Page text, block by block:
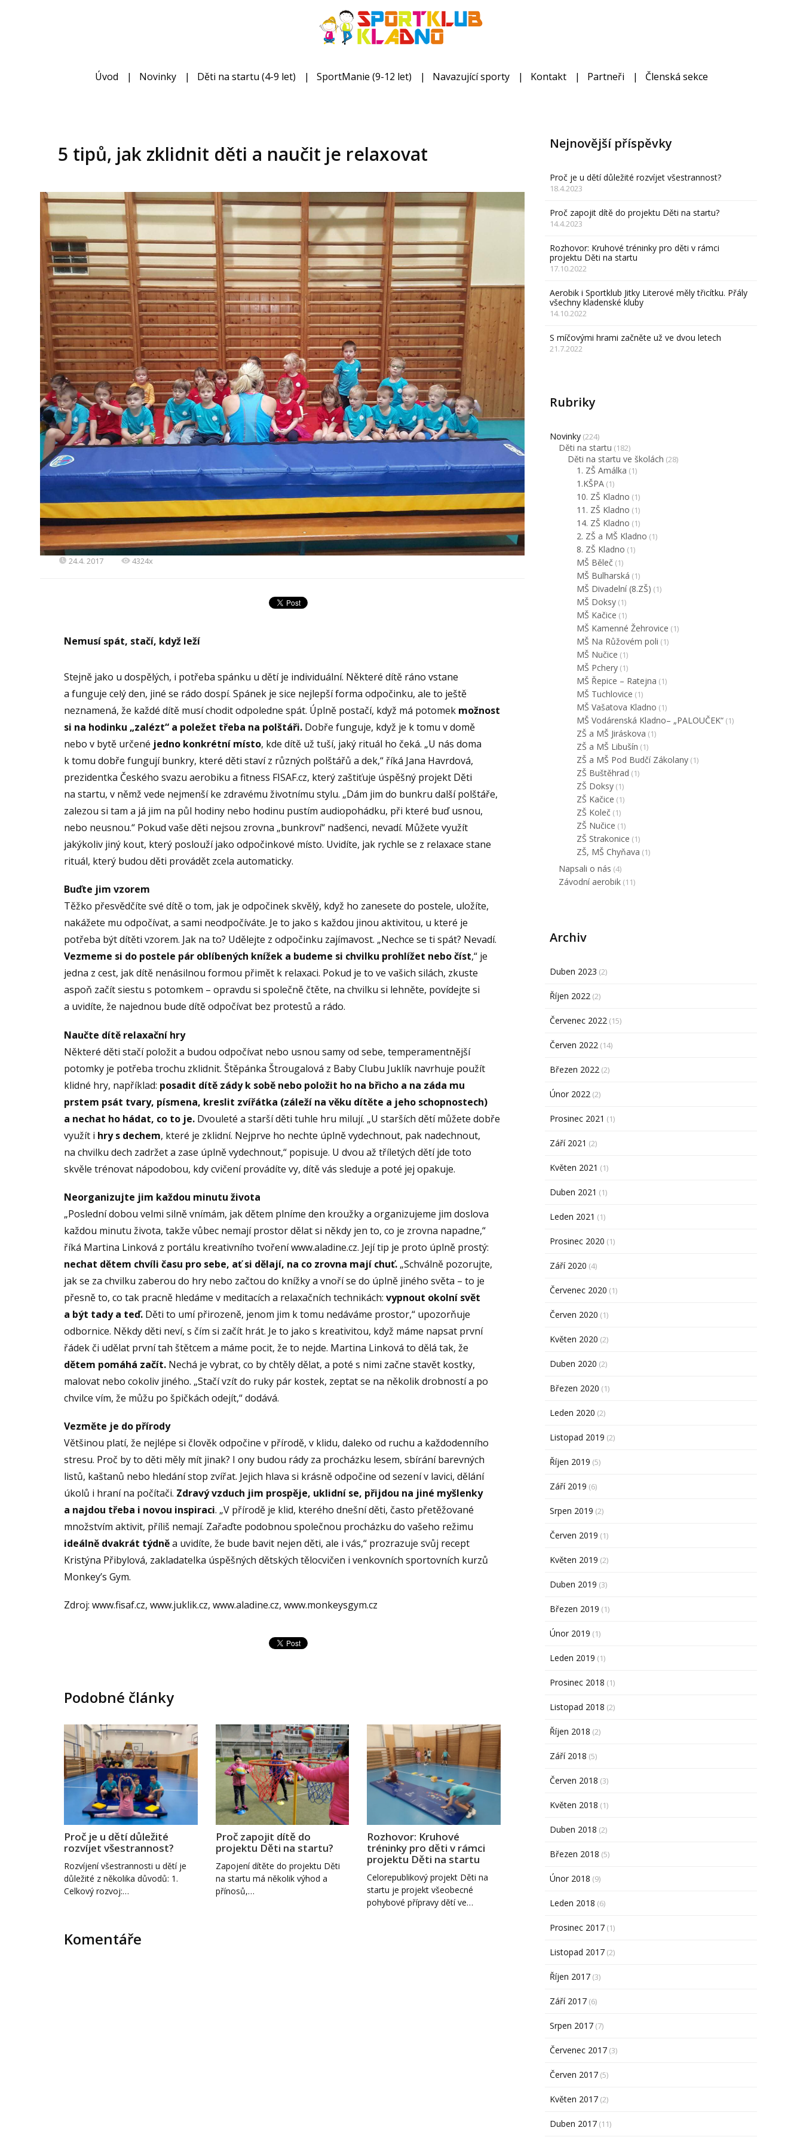
Úvod Novinky Děti na startu (4-9 let) SportManie (9-12 let) Navazující sporty Kontakt Partneři Členská sekce
5 tipů, jak zklidnit děti a naučit je relaxovat
24.4. 2017 4324x
Nemusí spát, stačí, když leží
Stejně jako u dospělých, i potřeba spánku u dětí je individuální. Některé dítě ráno vstane
a funguje celý den, jiné se rádo dospí. Spánek je sice nejlepší forma odpočinku, ale to ještě
neznamená, že každé dítě musí chodit odpoledne spát. Úplně postačí, když má potomek možnost
si na hodinku „zalézt“ a poležet třeba na polštáři. Dobře funguje, když je k tomu v domě
nebo v bytě určené jedno konkrétní místo, kde dítě už tuší, jaký rituál ho čeká. „U nás doma
k tomu dobře fungují bunkry, které děti staví z různých polštářů a dek,“ říká Jana Havrdová,
prezidentka Českého svazu aerobiku a fitness FISAF.cz, který zaštiťuje úspěšný projekt Děti
na startu, v němž vede nejmenší ke zdravému životnímu stylu. „Dám jim do bunkru další polštáře,
zalezou si tam a já jim na půl hodiny nebo hodinu pustím audiopohádku, při které buď usnou,
nebo neusnou.“ Pokud vaše děti nejsou zrovna „bunkroví“ nadšenci, nevadí. Můžete využít
jakýkoliv jiný kout, který poslouží jako odpočinkové místo. Uvidíte, jak rychle se z relaxace stane
rituál, který budou děti provádět zcela automaticky.
Buďte jim vzorem
Těžko přesvědčíte své dítě o tom, jak je odpočinek skvělý, když ho zanesete do postele, uložíte,
nakážete mu odpočívat, a sami neodpočíváte. Je to jako s každou jinou aktivitou, u které je
potřeba být dítěti vzorem. Jak na to? Udělejte z odpočinku zajímavost. „Nechce se ti spát? Nevadí.
Vezmeme si do postele pár oblíbených knížek a budeme si chvilku prohlížet nebo číst,“ je
jedna z cest, jak dítě nenásilnou formou přimět k relaxaci. Pokud je to ve vašich silách, zkuste
aspoň začít siestu s potomkem – opravdu si společně čtěte, na chvilku si lehněte, povídejte si
a uvidíte, že najednou bude dítě odpočívat bez protestů a rádo.
Naučte dítě relaxační hry
Některé děti stačí položit a budou odpočívat nebo usnou samy od sebe, temperamentnější
potomky je potřeba trochu zklidnit. Štěpánka Štrougalová z Baby Clubu Juklík navrhuje použít
klidné hry, například: posadit dítě zády k sobě nebo položit ho na břicho a na záda mu
prstem psát tvary, písmena, kreslit zvířátka (záleží na věku dítěte a jeho schopnostech)
a nechat ho hádat, co to je. Dvouleté a starší děti tuhle hru milují. „U starších dětí můžete dobře
využít i hry s dechem, které je zklidní. Nejprve ho nechte úplně vydechnout, pak nadechnout,
na chvilku dech zadržet a zase úplně vydechnout,“ popisuje. U dvou až tříletých dětí jde toto
skvěle trénovat nápodobou, kdy cvičení provádíte vy, dítě vás sleduje a poté jej opakuje.
Neorganizujte jim každou minutu života
„Poslední dobou velmi silně vnímám, jak dětem plníme den kroužky a organizujeme jim doslova
každou minutu života, takže vůbec nemají prostor dělat si někdy jen to, co je zrovna napadne,“
říká Martina Linková z portálu kreativního tvoření www.aladine.cz. Její tip je proto úplně prostý:
nechat dětem chvíli času pro sebe, ať si dělají, na co zrovna mají chuť. „Schválně pozorujte,
jak se za chvilku zaberou do hry nebo začtou do knížky a vnoří se do úplně jiného světa – to je
přesně to, co tak pracně hledáme v meditacích a relaxačních technikách:vypnout okolní svět
a být tady a teď. Děti to umí přirozeně, jenom jim k tomu nedáváme prostor,“ upozorňuje
odbornice. Někdy děti neví, s čím si začít hrát. Je to jako s kreativitou, když máme napsat první
řádek či udělat první tah štětcem a máme pocit, že to nejde. Martina Linková to dělá tak, že
dětem pomáhá začít. Nechá je vybrat, co by chtěly dělat, a poté s nimi začne stavět kostky,
malovat nebo cokoliv jiného. „Stačí vzít do ruky pár kostek, zeptat se na několik drobností a po
chvilce vím, že můžu po špičkách odejít,“ dodává.
Vezměte je do přírody
Většinou platí, že nejlépe si člověk odpočine v přírodě, v klidu, daleko od ruchu a každodenního
stresu. Proč by to děti měly mít jinak? I ony budou rády za procházku lesem, sbírání barevných
listů, kaštanů nebo hledání stop zvířat. Jejich hlava si krásně odpočine od sezení v lavici, dělání
úkolů i hraní na počítači. Zdravý vzduch jim prospěje, uklidní se, přijdou na jiné myšlenky
a najdou třeba i novou inspiraci. „V přírodě je klid, kterého dnešní děti, často přetěžované
množstvím aktivit, příliš nemají. Zařaďte podobnou společnou procházku do vašeho režimu
ideálně dvakrát týdněa uvidíte, že bude bavit nejen děti, ale i vás,“ prozrazuje svůj recept
Kristýna Přibylová, zakladatelka úspěšných dětských tělocvičen i venkovních sportovních kurzů
Monkey’s Gym.
Zdroj: www.fisaf.cz, www.juklik.cz, www.aladine.cz, www.monkeysgym.cz
Podobné články
Proč je u dětí důležité
rozvíjet všestrannost?
Rozvíjení všestrannosti u dětí je
důležité z několika důvodů: 1.
Celkový rozvoj:…
Proč zapojit dítě do
projektu Děti na startu?
Zapojení dítěte do projektu Děti
na startu má několik výhod a
přínosů,…
Rozhovor: Kruhové
tréninky pro děti v rámci
projektu Děti na startu
Celorepublikový projekt Děti na
startu je projekt všeobecné
pohybové přípravy dětí ve…
Komentáře
Nejnovější příspěvky
Proč je u dětí důležité rozvíjet všestrannost?
18.4.2023
Proč zapojit dítě do projektu Děti na startu?
14.4.2023
Rozhovor: Kruhové tréninky pro děti v rámci
projektu Děti na startu
17.10.2022
Aerobik i Sportklub Jitky Literové měly třicítku. Přály
všechny kladenské kluby
14.10.2022
S míčovými hrami začněte už ve dvou letech
21.7.2022
Rubriky
Novinky(224)
Děti na startu (182)
Děti na startu ve školách (28)
1. ZŠ Amálka (1)
1.KŠPA(1)
10. ZŠ Kladno (1)
11. ZŠ Kladno (1)
14. ZŠ Kladno (1)
2. ZŠ a MŠ Kladno (1)
8. ZŠ Kladno (1)
MŠ Běleč (1)
MŠ Bulharská (1)
MŠ Divadelní (8.ZŠ) (1)
MŠ Doksy(1)
MŠ Kačice (1)
MŠ Kamenné Žehrovice (1)
MŠ Na Růžovém poli (1)
MŠ Nučice (1)
MŠ Pchery(1)
MŠ Řepice – Ratejna (1)
MŠ Tuchlovice (1)
MŠ Vašatova Kladno (1)
MŠ Vodárenská Kladno– „PALOUČEK“(1)
ZŠ a MŠ Jiráskova (1)
ZŠ a MŠ Libušín (1)
ZŠ a MŠ Pod Budčí Zákolany(1)
ZŠ Buštěhrad (1)
ZŠ Doksy(1)
ZŠ Kačice (1)
ZŠ Koleč (1)
ZŠ Nučice (1)
ZŠ Strakonice (1)
ZŠ, MŠ Chyňava (1)
Napsali o nás (4)
Závodní aerobik(11)
Archiv
Duben 2023 (2)
Říjen 2022(2)
Červenec 2022(15)
Červen 2022(14)
Březen 2022(2)
Únor 2022(2)
Prosinec 2021 (1)
Září 2021 (2)
Květen 2021 (1)
Duben 2021 (1)
Leden 2021 (1)
Prosinec 2020 (1)
Září 2020 (4)
Červenec 2020 (1)
Červen 2020 (1)
Květen 2020 (2)
Duben 2020 (2)
Březen 2020 (1)
Leden 2020 (2)
Listopad 2019 (2)
Říjen 2019 (5)
Září 2019 (6)
Srpen 2019 (2)
Červen 2019 (1)
Květen 2019 (2)
Duben 2019 (3)
Březen 2019 (1)
Únor 2019 (1)
Leden 2019 (1)
Prosinec 2018 (1)
Listopad 2018 (2)
Říjen 2018 (2)
Září 2018 (5)
Červen 2018 (3)
Květen 2018 (1)
Duben 2018 (2)
Březen 2018 (5)
Únor 2018 (9)
Leden 2018 (6)
Prosinec 2017(1)
Listopad 2017(2)
Říjen 2017(3)
Září 2017(6)
Srpen 2017(7)
Červenec 2017(3)
Červen 2017(5)
Květen 2017(2)
Duben 2017(11)